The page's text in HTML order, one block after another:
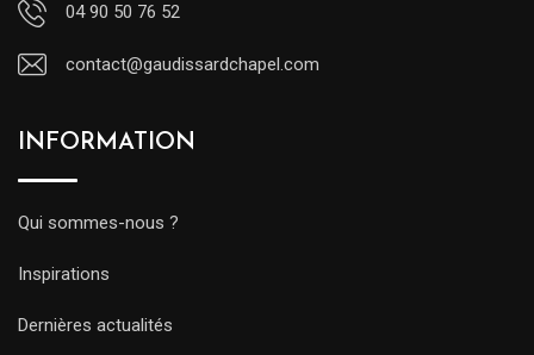
04 90 50 76 52
contact@gaudissardchapel.com
INFORMATION
Qui sommes-nous ?
Inspirations
Dernières actualités